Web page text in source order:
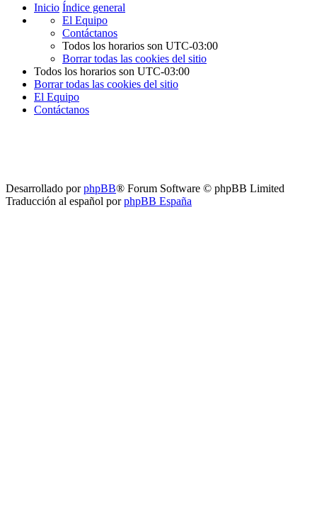
Inicio Índice general
El Equipo
Contáctanos
Todos los horarios son UTC-03:00
Borrar todas las cookies del sitio
Todos los horarios son UTC-03:00
Borrar todas las cookies del sitio
El Equipo
Contáctanos
Desarrollado porphpBB® Forum Software © phpBB Limited
Traducción al español porphpBB España